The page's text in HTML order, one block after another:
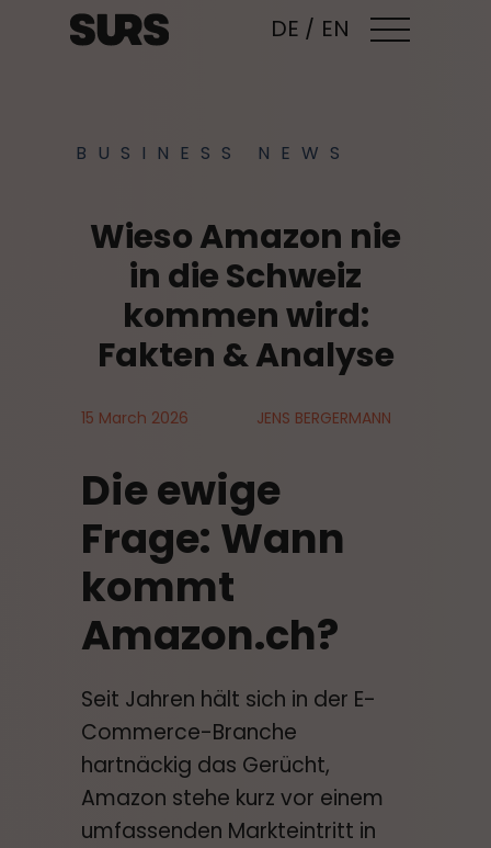
DE / EN
BUSINESS NEWS
Wieso Amazon nie
in die Schweiz
kommen wird:
Fakten & Analyse
JENS BERGERMANN
15 March 2026
Die ewige
Frage: Wann
kommt
Amazon.ch?
Seit Jahren hält sich in der E-
Commerce-Branche
hartnäckig das Gerücht,
Amazon stehe kurz vor einem
umfassenden Markteintritt in